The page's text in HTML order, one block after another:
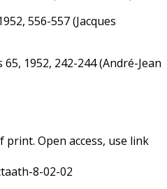
556-557 (Jacques
1952, 242-244 (André-Jean
print. Open access, use link
8-02-02